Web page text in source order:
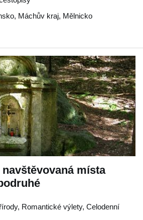
, Máchův kraj, Mělnicko
navštěvovaná místa
Romantické výlety, Celodenní